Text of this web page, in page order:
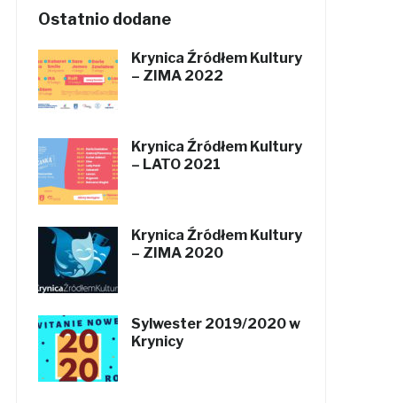
Ostatnio dodane
Krynica Źródłem Kultury
– ZIMA 2022
Krynica Źródłem Kultury
– LATO 2021
Krynica Źródłem Kultury
– ZIMA 2020
Sylwester 2019/2020 w
Krynicy